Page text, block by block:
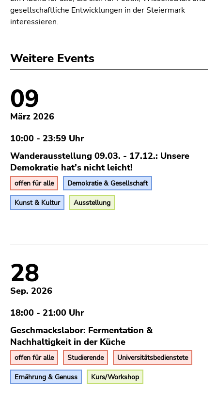
gesellschaftliche Entwicklungen in der Steiermark
interessieren.
Weitere Events
09
März 2026
10:00 - 23:59 Uhr
Wanderausstellung 09.03. - 17.12.: Unsere
Demokratie hat’s nicht leicht!
offen für alle Demokratie & Gesellschaft
Kunst & Kultur Ausstellung
28
Sep. 2026
18:00 - 21:00 Uhr
Geschmackslabor: Fermentation &
Nachhaltigkeit in der Küche
offen für alle Studierende Universitätsbedienstete
Ernährung & Genuss Kurs/Workshop